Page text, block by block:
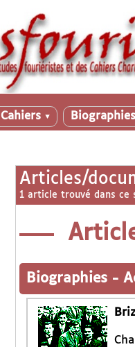
Cahiers ▼ Biographies
Articles/
1 article trouvé dans ce
Biographies -